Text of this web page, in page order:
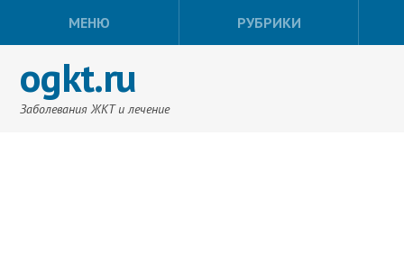
МЕНЮ РУБРИКИ
ogkt.ru
Заболевания ЖКТ и лечение